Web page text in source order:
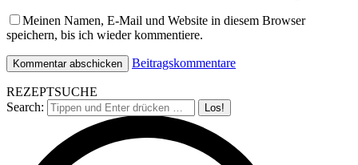
Meinen Namen, E-Mail und Website in diesem Browser
speichern, bis ich wieder kommentiere.
Beitragskommentare
REZEPTSUCHE
Search: